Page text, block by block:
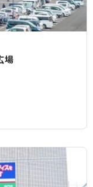
場